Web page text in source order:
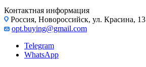
Контактная информация
Россия, Новороссийск, ул. Красина, 13
opt.buying@gmail.com
Telegram
WhatsApp